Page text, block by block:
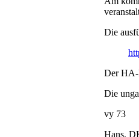
Die
Der HA-
Die
vy 73
Hans,